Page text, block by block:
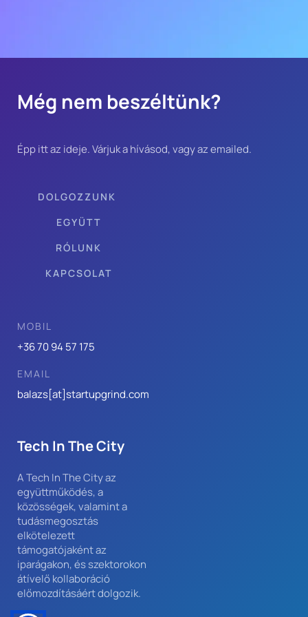
Még nem beszéltünk?
Épp itt az ideje. Várjuk a hívásod, vagy az emailed.
DOLGOZZUNK
EGYÜTT
RÓLUNK
KAPCSOLAT
MOBIL
+36 70 94 57 175
EMAIL
balazs[at]startupgrind.com
Tech In The City
A Tech In The City az
együttműködés, a
közösségek, valamint a
tudásmegosztás
elkötelezett
támogatójaként az
iparágakon, és szektorokon
átívelő kollaboráció
előmozdításáért dolgozik.